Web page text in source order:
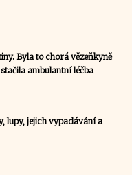
Byla to chorá vězeňkyně
ambulantní léčba
lupy, jejich vypadávání a